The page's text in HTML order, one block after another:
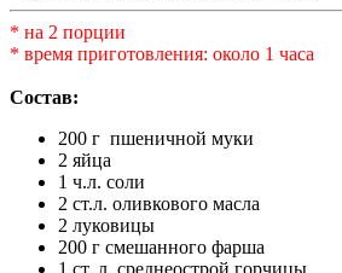
* на 2 порции
* время приготовления: около 1 часа
Состав:
200 г пшеничной муки
2 яйца
1 ч.л. соли
2 ст.л. оливкового масла
2 луковицы
200 г смешанного фарша
1 ст. л. среднеострой горчицы